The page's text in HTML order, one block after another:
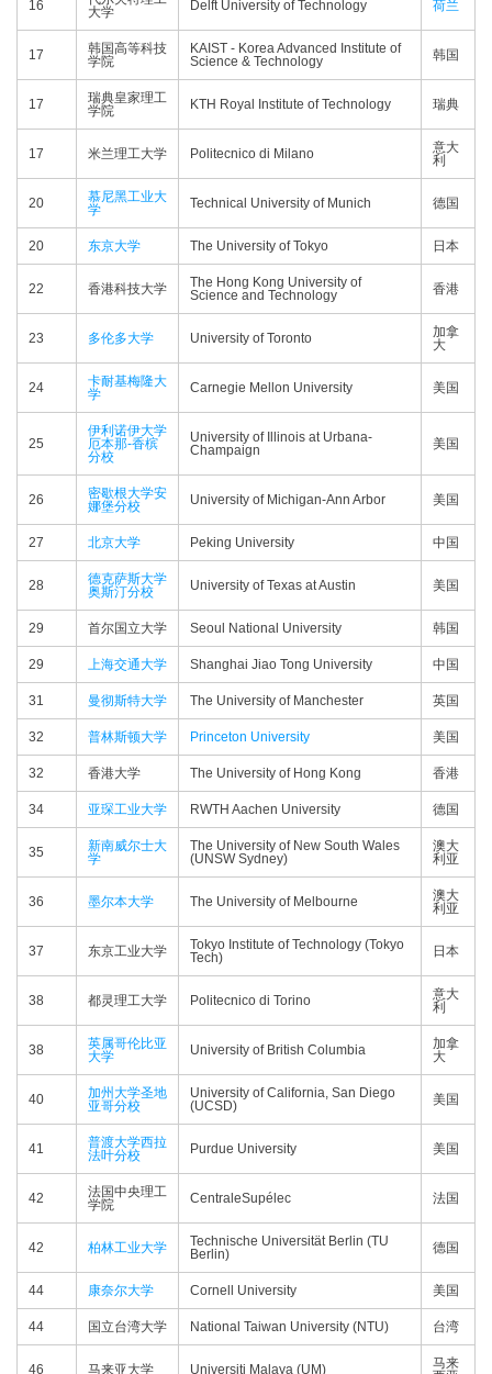
16
大学
Delft University of Technology 荷兰
17
韩国高等科技
学院
KAIST - Korea Advanced Institute of
Science & Technology
韩国
17
瑞典皇家理工
学院
KTH Royal Institute of Technology 瑞典
17 米兰理工大学 Politecnico di Milano
意大
利
20
慕尼黑工业大
学
Technical University of Munich 德国
20 东京大学 The University of Tokyo 日本
22 香港科技大学
The Hong Kong University of
Science and Technology
香港
23 多伦多大学 University of Toronto
加拿
大
24
卡耐基梅隆大
学
Carnegie Mellon University 美国
25
伊利诺伊大学
厄本那-香槟
分校
University of Illinois at Urbana-
Champaign
美国
26
密歇根大学安
娜堡分校
University of Michigan-Ann Arbor 美国
27 北京大学 Peking University 中国
28
德克萨斯大学
奥斯汀分校
University of Texas at Austin 美国
29 首尔国立大学 Seoul National University 韩国
29 上海交通大学 Shanghai Jiao Tong University 中国
31 曼彻斯特大学 The University of Manchester 英国
32 普林斯顿大学 Princeton University 美国
32 香港大学 The University of Hong Kong 香港
34 亚琛工业大学 RWTH Aachen University 德国
35
新南威尔士大
学
The University of New South Wales
(UNSW Sydney)
澳大
利亚
36 墨尔本大学 The University of Melbourne
澳大
利亚
37 东京工业大学
Tokyo Institute of Technology (Tokyo
Tech)
日本
38 都灵理工大学 Politecnico di Torino
意大
利
38
英属哥伦比亚
大学
University of British Columbia
加拿
大
40
加州大学圣地
亚哥分校
University of California, San Diego
(UCSD)
美国
41
普渡大学西拉
法叶分校
Purdue University 美国
42
法国中央理工
学院
CentraleSupélec 法国
42 柏林工业大学
Technische Universität Berlin (TU
Berlin)
德国
44 康奈尔大学 Cornell University 美国
44 国立台湾大学 National Taiwan University (NTU) 台湾
46 马来亚大学 Universiti Malaya (UM)
马来